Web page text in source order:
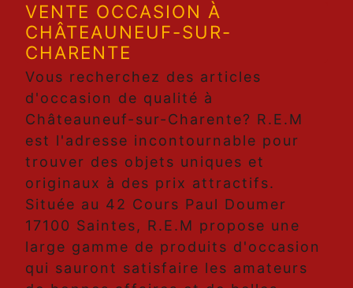
VENTE OCCASION À
CHÂTEAUNEUF-SUR-
CHARENTE
Vous recherchez des articles
d'occasion de qualité à
Châteauneuf-sur-Charente? R.E.M
est l'adresse incontournable pour
trouver des objets uniques et
originaux à des prix attractifs.
Située au 42 Cours Paul Doumer
17100 Saintes, R.E.M propose une
large gamme de produits d'occasion
qui sauront satisfaire les amateurs